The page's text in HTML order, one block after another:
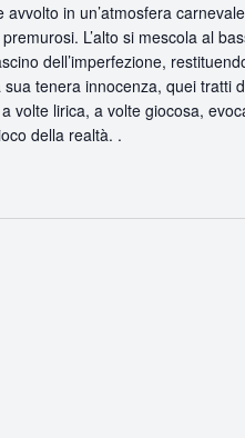
in un’atmosfera
L’alto si mescola al
dell’imperfezione,
tenera innocenza, quei tratti
volte lirica, a volte giocosa,
della realtà. .